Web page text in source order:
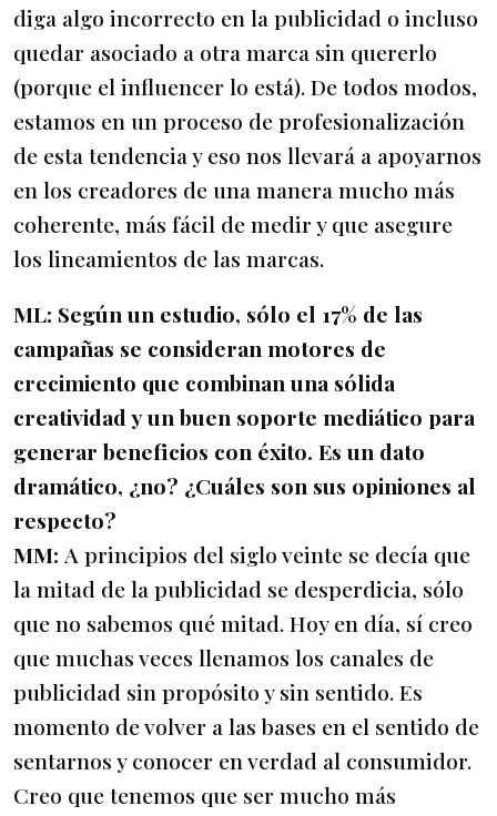
diga algo incorrecto en la publicidad o incluso
quedar asociado a otra marca sin quererlo
(porque el influencer lo está). De todos modos,
estamos en un proceso de profesionalización
de esta tendencia y eso nos llevará a apoyarnos
en los creadores de una manera mucho más
coherente, más fácil de medir y que asegure
los lineamientos de las marcas.
ML: Según un estudio, sólo el 17% de las
campañas se consideran motores de
crecimiento que combinan una sólida
creatividad y un buen soporte mediático para
generar beneficios con éxito. Es un dato
dramático, ¿no? ¿Cuáles son sus opiniones al
respecto?
MM: A principios del siglo veinte se decía que
la mitad de la publicidad se desperdicia, sólo
que no sabemos qué mitad. Hoy en día, sí creo
que muchas veces llenamos los canales de
publicidad sin propósito y sin sentido. Es
momento de volver a las bases en el sentido de
sentarnos y conocer en verdad al consumidor.
Creo que tenemos que ser mucho más